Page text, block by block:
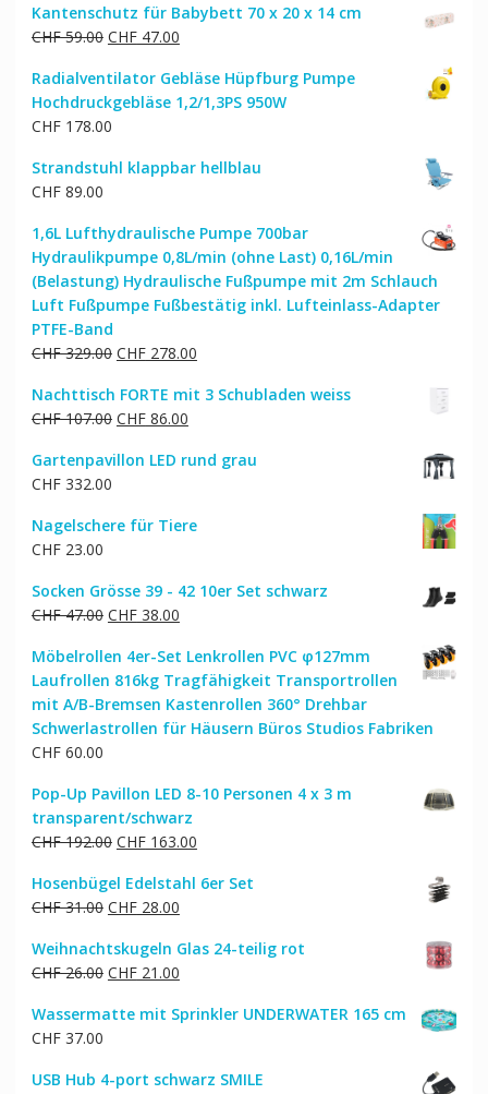
Kantenschutz für Babybett 70 x 20 x 14 cm
CHF59.00 Ursprünglicher
war:
CHF 59.00
CHF47.00Aktueller
ist:
CHF 47.00.
Radialventilator Gebläse Hüpfburg Pumpe
Hochdruckgebläse 1,2/1,3PS 950W
CHF178.00
Strandstuhl klappbar hellblau
CHF89.00
1,6L Lufthydraulische Pumpe 700bar
Hydraulikpumpe 0,8L/min (ohne Last) 0,16L/min
(Belastung) Hydraulische Fußpumpe mit 2m Schlauch
Luft Fußpumpe Fußbestätig inkl. Lufteinlass-Adapter
PTFE-Band
CHF329.00 Ursprünglicher
war:
CHF 329.00
CHF278.00Aktueller
ist:
Nachttisch FORTE mit 3 Schubladen weiss
CHF107.00 Ursprünglicher
war:
CHF86.00Aktueller
ist:
Gartenpavillon LED rund grau
CHF332.00
Nagelschere für Tiere
CHF23.00
Socken Grösse 39 - 42 10er Set schwarz
CHF47.00 Ursprünglicher
war:
CHF 47.00
CHF38.00Aktueller
ist:
CHF 38.00.
Möbelrollen 4er-Set Lenkrollen PVC φ127mm
Laufrollen 816kg Tragfähigkeit Transportrollen
mit A/B-Bremsen Kastenrollen 360° Drehbar
Schwerlastrollen für Häusern Büros Studios Fabriken
CHF60.00
Pop-Up Pavillon LED 8-10 Personen 4 x 3 m
transparent/schwarz
CHF192.00 Ursprünglicher
war:
CHF 192.00
CHF163.00Aktueller
ist:
Hosenbügel Edelstahl 6er Set
CHF31.00 Ursprünglicher
war:
CHF 31.00
CHF28.00Aktueller
ist:
CHF 28.00.
Weihnachtskugeln Glas 24-teilig rot
CHF26.00 Ursprünglicher
war:
CHF21.00Aktueller
ist:
Wassermatte mit Sprinkler UNDERWATER 165 cm
CHF37.00
USB Hub 4-port schwarz SMILE